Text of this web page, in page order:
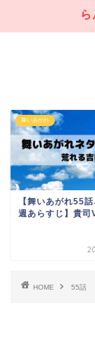
舞いあがれ
【舞いあがれ55
週あらすじ】貴司
HOME 55話